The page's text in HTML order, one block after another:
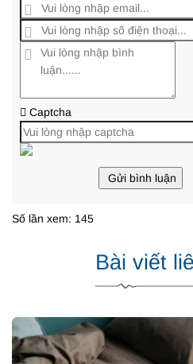
Captcha
Gửi bình luận
Số lần xem: 145
Bài viết